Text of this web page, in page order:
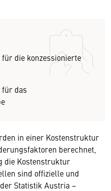
die konzessionierte
das
in einer Kostenstruktur
berechnet,
die Kostenstruktur
sind offizielle und
Statistik Austria –